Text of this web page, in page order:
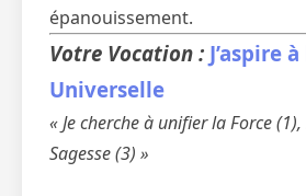
épanouissement.
Votre Vocation : J’aspire
Universelle
« Je cherche à unifier la Force
Sagesse (3) »